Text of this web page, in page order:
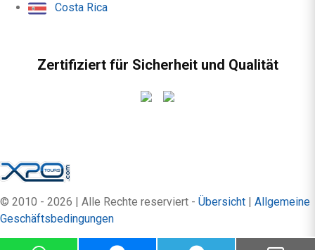
Costa Rica
Zertifiziert für Sicherheit und Qualität
© 2010 - 2026 | Alle Rechte reserviert - Übersicht | Allgemeine
Geschäftsbedingungen